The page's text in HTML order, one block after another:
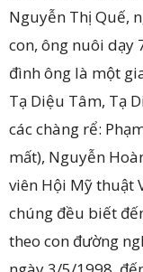
Nguyễn Thị Quế,
con, ông nuôi dạy
đình ông là một
Tạ Diệu Tâm, Tạ
các chàng rể:
mất), Nguyễn
viên Hội Mỹ thuật
chúng đều biết
theo con đường